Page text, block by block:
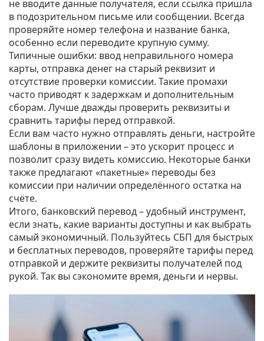
не вводите данные получателя, если ссылка пришла
в подозрительном письме или сообщении. Всегда
проверяйте номер телефона и название банка,
особенно если переводите крупную сумму.
Типичные ошибки: ввод неправильного номера
карты, отправка денег на старый реквизит и
отсутствие проверки комиссии. Такие промахи
часто приводят к задержкам и дополнительным
сборам. Лучше дважды проверить реквизиты и
сравнить тарифы перед отправкой.
Если вам часто нужно отправлять деньги, настройте
шаблоны в приложении – это ускорит процесс и
позволит сразу видеть комиссию. Некоторые банки
также предлагают «пакетные» переводы без
комиссии при наличии определённого остатка на
счёте.
Итого, банковский перевод – удобный инструмент,
если знать, какие варианты доступны и как выбрать
самый экономичный. Пользуйтесь СБП для быстрых
и бесплатных переводов, проверяйте тарифы перед
отправкой и держите реквизиты получателей под
рукой. Так вы сэкономите время, деньги и нервы.